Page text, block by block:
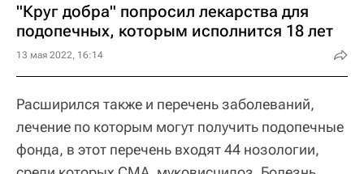
"Круг добра" попросил лекарства для
подопечных, которым исполнится 18 лет
13 мая 2022, 16:14
Расширился также и перечень заболеваний,
лечение по которым могут получить подопечные
фонда, в этот перечень входят 44 нозологии,